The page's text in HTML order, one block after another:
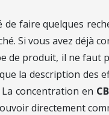
faire quelques
Si vous avez déjà
de produit, il ne faut
la description des
concentration en
directement